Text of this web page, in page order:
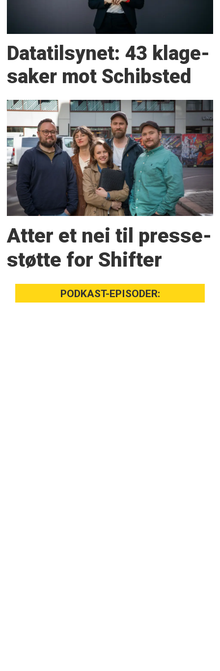
Datatilsynet: 43 klage­
saker mot Schibsted
Atter et nei til presse­
støtte for Shifter
PODKAST-EPISODER: